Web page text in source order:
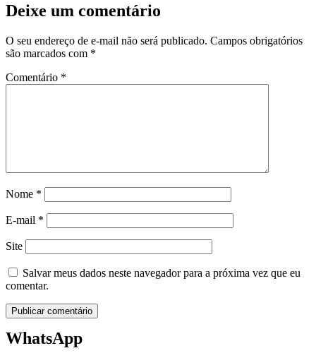
Deixe um comentário
O seu endereço de e-mail não será publicado. Campos obrigatórios
são marcados com *
Comentário *
Nome *
E-mail *
Site
Salvar meus dados neste navegador para a próxima vez que eu
comentar.
WhatsApp